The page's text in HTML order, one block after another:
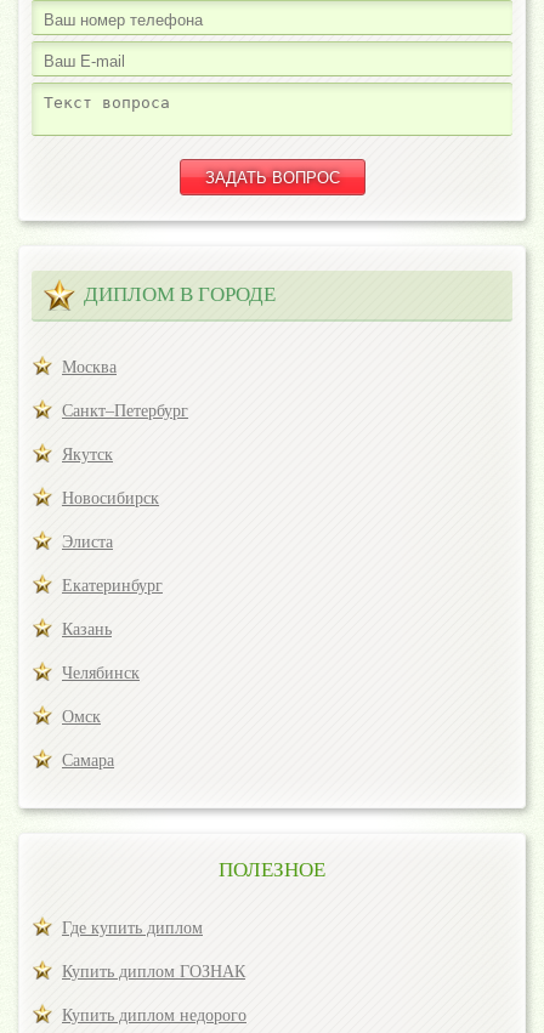
ДИПЛОМ В ГОРОДЕ
Москва
Санкт–Петербург
Якутск
Новосибирск
Элиста
Екатеринбург
Казань
Челябинск
Омск
Самара
ПОЛЕЗНОЕ
Где купить диплом
Купить диплом ГОЗНАК
Купить диплом недорого